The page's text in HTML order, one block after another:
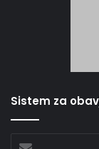
Sistem za